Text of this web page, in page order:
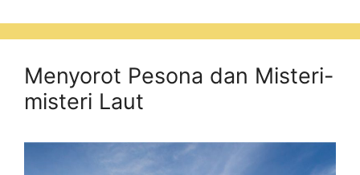
Menyorot Pesona dan Misteri-
misteri Laut